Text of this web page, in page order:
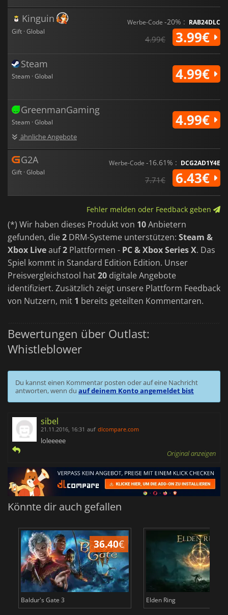
Kinguin
Gift · Global
Werbe-Code -20% : RAB24DLC
4.99€ 3.99€
Steam
Steam · Global 4.99€
GreenmanGaming
Steam · Global
ähnliche Angebote
4.99€
G2A
Gift · Global
Werbe-Code -16.61% : DCG2AD1Y4E
7.71€ 6.43€
Fehler melden oder Feedback geben
(*) Wir haben dieses Produkt von 10Anbietern
gefunden, die2 DRM-Systeme unterstützen: Steam &
Xbox Liveauf2 Plattformen - PC & Xbox Series X. Das
Spiel kommt in Standard Edition Edition. Unser
Preisvergleichstool hat20 digitale Angebote
identifiziert. Zusätzlich zeigt unsere Plattform Feedback
von Nutzern, mit 1 bereits geteilten Kommentaren.
Bewertungen über Outlast:
Whistleblower
Du kannst einen Kommentar posten oder auf eine Nachricht
antworten, wenn du auf deinem Konto angemeldet bist
sibel
21.11.2016, 16:31 auf dlcompare.com
loleeeee
Original anzeigen
Könnte dir auch gefallen
36.40€
Baldur's Gate 3 Elden Ring